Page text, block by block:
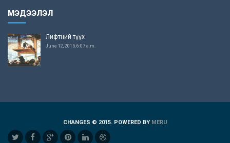
МЭДЭЭЛЭЛ
Лифтний түүх
June 12, 2015, 6:07 a.m.
CHANGES © 2015. POWERED BY MERU